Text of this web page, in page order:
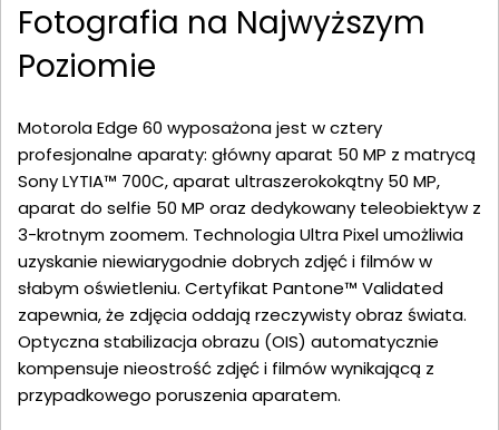
Fotografia na Najwyższym
Poziomie
Motorola Edge 60 wyposażona jest w cztery
profesjonalne aparaty: główny aparat 50 MP z matrycą
Sony LYTIA™ 700C, aparat ultraszerokokątny 50 MP,
aparat do selfie 50 MP oraz dedykowany teleobiektyw z
3-krotnym zoomem. Technologia Ultra Pixel umożliwia
uzyskanie niewiarygodnie dobrych zdjęć i filmów w
słabym oświetleniu. Certyfikat Pantone™ Validated
zapewnia, że zdjęcia oddają rzeczywisty obraz świata.
Optyczna stabilizacja obrazu (OIS) automatycznie
kompensuje nieostrość zdjęć i filmów wynikającą z
przypadkowego poruszenia aparatem.